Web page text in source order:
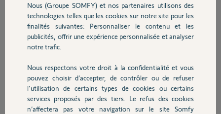
Sécurité
Domotique
Chauffage
Autres produits
l'intérieur. Ils passent
donc pour ouvrir et tire le
portail pour le fermer.
J'ai placé M1 du côté de
mon rabat pour qu'il s'ouvre bien en premier. Pas de problème pour
Sauf que quand il se referme, bien que M2 parte le premier comme
prévu il arrivée trop tard et mon ventail avec le rabat arrive le premier
en buté, donc les vantaux se croisent.
Que dois faire svp ? Est il possible de ralentir la course de M1 ou
accélérer celle de M2 ?
Nous (Groupe SOMFY) et nos partenaires utilisons des
technologies telles que les cookies sur notre site pour les
finalités suivantes: Personnaliser le contenu et les
publicités, offrir une expérience personnalisée et analyser
notre trafic.
Nous respectons votre droit à la confidentialité et vous
pouvez choisir d’accepter, de contrôler ou de refuser
l'utilisation de certains types de cookies ou certains
services proposés par des tiers. Le refus des cookies
n’affectera pas votre navigation sur le site Somfy